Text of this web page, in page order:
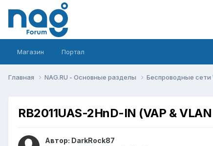
Магазин Портал
Главная NAG.RU - Основные разделы Беспроводные сети
RB2011UAS-2HnD-IN (VAP &
Автор: DarkRock87